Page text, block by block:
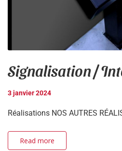
Signalisation /
3 janvier 2024
Réalisations NOS AUTRES
Read more